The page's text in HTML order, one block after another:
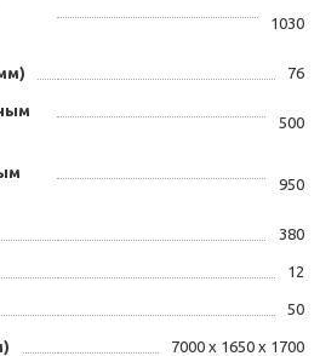
1030
76
500
950
380
12
50
7000 х 1650 х 1700